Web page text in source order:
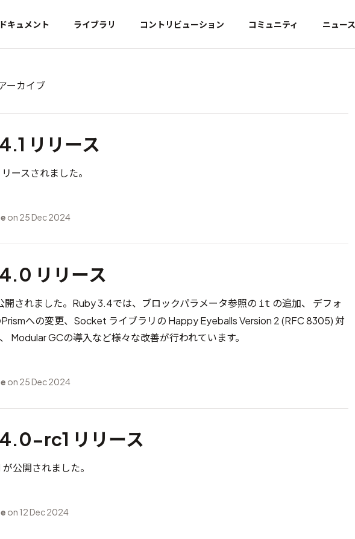
ドキュメント ライブラリ コントリビューション コミュニティ ニュース
ーカイブ
リリース
ースされました。
on 25 Dec 2024
リリース
されました。Ruby 3.4では、ブロックパラメータ参照の it の追加、 デフォ
への変更、Socket ライブラリの Happy Eyeballs Version 2 (RFC 8305) 対
Modular GCの導入など様々な改善が行われています。
on 25 Dec 2024
rc1 リリース
公開されました。
on 12 Dec 2024